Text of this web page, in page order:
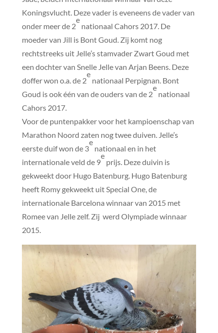
Koningsvlucht. Deze vader is eveneens de vader van
onder meer de 2
e
nationaal Cahors 2017. De
moeder van Jill is Bont Goud. Zij komt nog
rechtstreeks uit Jelle’s stamvader Zwart Goud met
een dochter van Snelle Jelle van Arjan Beens. Deze
doffer won o.a. de 2
e
nationaal Perpignan. Bont
Goud is ook één van de ouders van de 2
e
nationaal
Cahors 2017.
Voor de puntenpakker voor het kampioenschap van
Marathon Noord zaten nog twee duiven. Jelle’s
eerste duif won de 3
e
nationaal en in het
internationale veld de 9
e
prijs. Deze duivin is
gekweekt door Hugo Batenburg. Hugo Batenburg
heeft Romy gekweekt uit Special One, de
internationale Barcelona winnaar van 2015 met
Romee van Jelle zelf. Zij werd Olympiade winnaar
2015.